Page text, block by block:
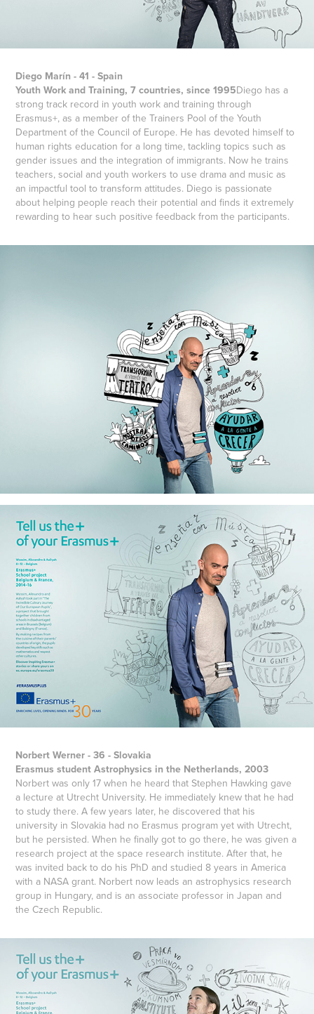
Diego Marín - 41 - Spain
Youth Work and Training, 7 countries, since 1995Diego has a
strong track record in youth work and training through
Erasmus+, as a member of the Trainers Pool of the Youth
Department of the Council of Europe. He has devoted himself to
human rights education for a long time, tackling topics such as
gender issues and the integration of immigrants. Now he trains
teachers, social and youth workers to use drama and music as
an impactful tool to transform attitudes. Diego is passionate
about helping people reach their potential and finds it extremely
rewarding to hear such positive feedback from the participants.
Norbert Werner - 36 - Slovakia
Erasmus student Astrophysics in the Netherlands, 2003
Norbert was only 17 when he heard that Stephen Hawking gave
a lecture at Utrecht University. He immediately knew that he had
to study there. A few years later, he discovered that his
university in Slovakia had no Erasmus program yet with Utrecht,
but he persisted. When he finally got to go there, he was given a
research project at the space research institute. After that, he
was invited back to do his PhD and studied 8 years in America
with a NASA grant. Norbert now leads an astrophysics research
group in Hungary, and is an associate professor in Japan and
the Czech Republic.